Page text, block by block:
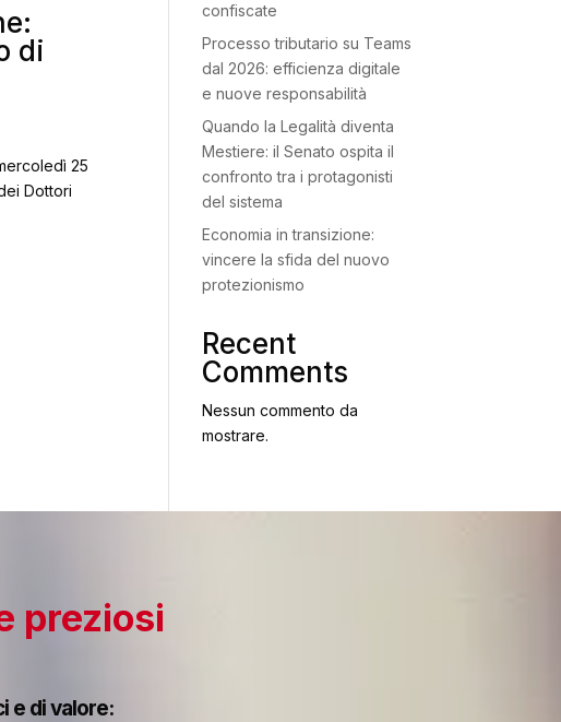
di
25
Dottori
confiscate
Processo tributario su Teams
dal 2026: efficienza digitale
e nuove responsabilità
Quando la Legalità diventa
Mestiere: il Senato ospita il
confronto tra i protagonisti
del sistema
Economia in transizione:
vincere la sfida del nuovo
protezionismo
Recent
Comments
Nessun commento da
mostrare.
preziosi
e di valore: